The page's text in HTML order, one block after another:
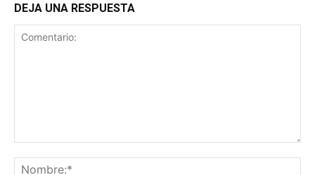
DEJA UNA RESPUESTA